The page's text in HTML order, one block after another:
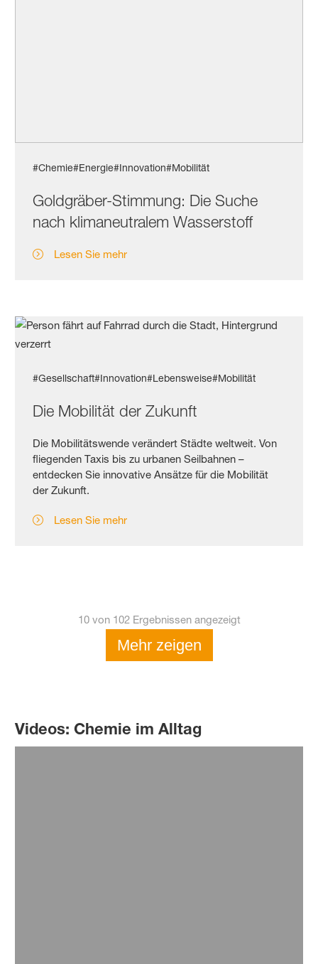
#Chemie#Energie#Innovation#Mobilität
Goldgräber-Stimmung: Die Suche
nach klimaneutralem Wasserstoff
Lesen Sie mehr
#Gesellschaft#Innovation#Lebensweise#Mobilität
Die Mobilität der Zukunft
Die Mobilitätswende verändert Städte weltweit. Von
fliegenden Taxis bis zu urbanen Seilbahnen –
entdecken Sie innovative Ansätze für die Mobilität
der Zukunft.
Lesen Sie mehr
10 von 102 Ergebnissen angezeigt
Mehr zeigen
SUBSTANCE
Hören Sie unseren Podcast
Videos: Chemie im Alltag